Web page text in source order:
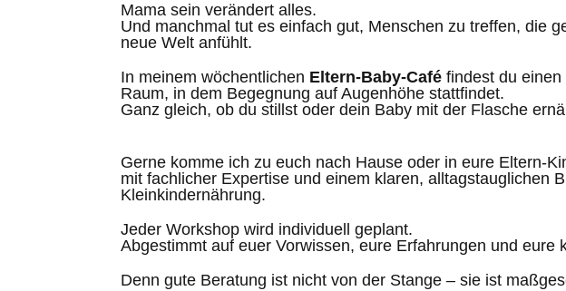
Mama sein verändert alles.
Und manchmal tut es einfach gut, Menschen zu treffen, die
neue Welt anfühlt.
In meinem wöchentlichen Eltern-Baby-Caféfindest du einen
Raum, in dem Begegnung auf Augenhöhe stattfindet.
Ganz gleich, ob du stillst oder dein Baby mit der Flasche
Gerne komme ich zu euch nach Hause oder in eure Eltern-
mit fachlicher Expertise und einem klaren, alltagstauglichen
Kleinkindernährung.
Jeder Workshop wird individuell geplant.
Abgestimmt auf euer Vorwissen, eure Erfahrungen und eure
Denn gute Beratung ist nicht von der Stange – sie ist